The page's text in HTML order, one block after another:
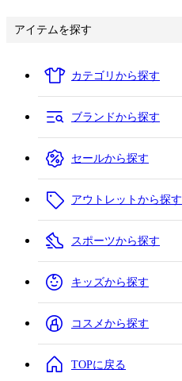
アイテムを探す
カテゴリから探す
ブランドから探す
セールから探す
アウトレットから探す
スポーツから探す
キッズから探す
コスメから探す
TOPに戻る